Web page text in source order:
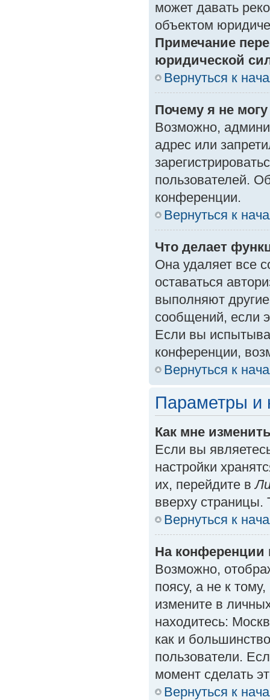
может давать
объектом
Примечание
юридической
Вернуться к
Почему я не
Возможно,
адрес или
пользователей.
конференции.
Вернуться к
Что делает
Она удаляет все
оставаться
выполняют
сообщений, если
Если вы
конференции,
Вернуться к
Параметры и
Как мне
Если вы
настройки
их, перейдите в
вверху страницы.
Вернуться к
На конференции
Возможно,
поясу, а не к
измените в
находитесь:
как и
пользователи.
момент сделать
Вернуться к